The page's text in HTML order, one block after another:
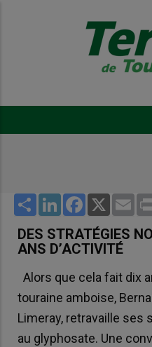
Share LinkedInFacebook
X
DES STRATÉGIES
ANS D’ACTIVITÉ
Alors que cela fait dix
touraine amboise,
Limeray, retravaille ses
au glyphosate. Une